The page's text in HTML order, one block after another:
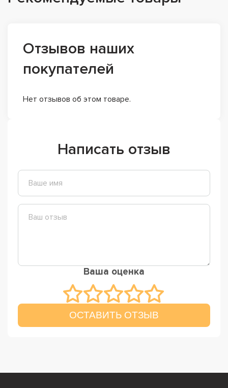
Отзывов наших
покупателей
Нет отзывов об этом товаре.
Написать отзыв
Ваша оценка
ОСТАВИТЬ ОТЗЫВ